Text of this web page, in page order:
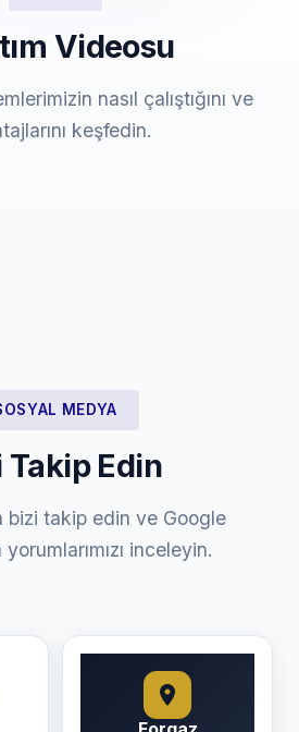
Videosu
nasıl çalıştığını ve
keşfedin.
MEDYA
Takip Edin
bizi takip edin ve Google
inceleyin.